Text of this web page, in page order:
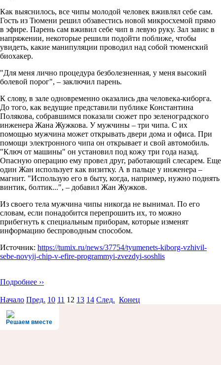
Как выяснилось, все чипы молодой человек вживлял себе сам.
Гость из Тюмени решил обзавестись новой микросхемой прямо
в эфире. Парень сам вживил себе чип в левую руку. Зал завис в
напряжении, некоторые решили подойти поближе, чтобы
увидеть, какие манипуляции проводил над собой тюменский
биохакер.
"Для меня лично процедура безболезненная, у меня высокий
болевой порог", – заключил парень.
К слову, в зале одновременно оказались два человека-киборга.
До того, как ведущие представили публике Константина
Полякова, собравшимся показали сюжет про зеленоградского
инженера Жана Жужкова. У мужчины – три чипа. С их
помощью мужчина может открывать двери дома и офиса. При
помощи электронного чипа он открывает и свой автомобиль.
"Ключ от машины" он установил под кожу три года назад.
Опасную операцию ему провел друг, работающий слесарем. Еще
один Жан использует как визитку. А в пальце у инженера –
магнит. "Использую его в быту, когда, например, нужно поднять
винтик, болтик...", – добавил Жан Жужков.
Из своего тела мужчина чипы никогда не вынимал. По его
словам, если понадобится перепрошить их, то можно
прибегнуть к специальным приборам, которые изменят
информацию беспроводным способом.
Источник: https://tumix.ru/news/37754/tyumenets-kiborg-vzhivil-
sebe-novyij-chip-v-efire-programmyi-zvezdyi-soshlis
Подробнее ››
Начало Пред. 10 11 12 13 14 След. Конец
Решаем вместе